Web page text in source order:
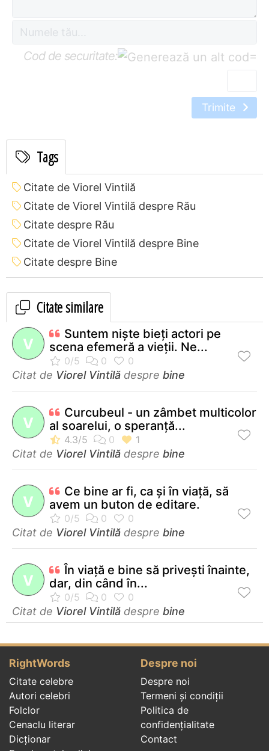
Cod de securitate: =
Trimite
Tags
Citate de Viorel Vintilă
Citate de Viorel Vintilă despre Rău
Citate despre Rău
Citate de Viorel Vintilă despre Bine
Citate despre Bine
Citate similare
V
Suntem nişte bieţi actori pe
scena efemeră a vieţii. Ne...
Citat de Viorel Vintilă despre bine
V
Curcubeul - un zâmbet multicolor
al soarelui, o speranţă...
Citat de Viorel Vintilă despre bine
V
Ce bine ar fi, ca şi în viaţă, să
avem un buton de editare.
Citat de Viorel Vintilă despre bine
V
În viaţă e bine să priveşti înainte,
dar, din când în...
Citat de Viorel Vintilă despre bine
RightWords
Citate celebre
Autori celebri
Folclor
Cenaclu literar
Dicționar
Despre noi
Despre noi
Termeni și condiții
Politica de
confidenţialitate
Contact